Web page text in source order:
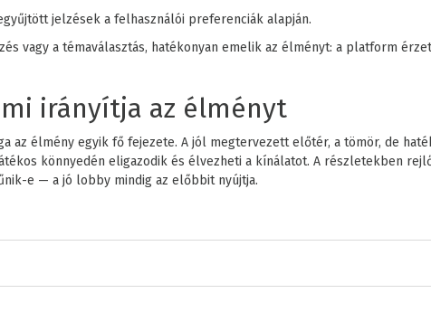
jelzések a felhasználói preferenciák alapján.
vagy a témaválasztás, hatékonyan emelik az élményt: a platform
irányítja az élményt
az élmény egyik fő fejezete. A jól megtervezett előtér, a tömör, de
könnyedén eligazodik és élvezheti a kínálatot. A részletekben
e — a jó lobby mindig az előbbit nyújtja.